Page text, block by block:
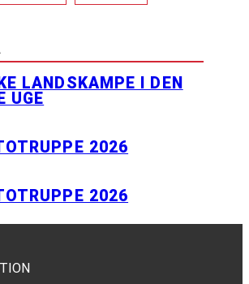
LANDSKAMPE I DEN
UGE
2026
2026